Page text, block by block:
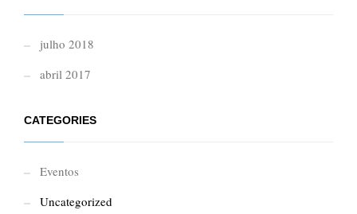
julho 2018
abril 2017
CATEGORIES
Eventos
Uncategorized